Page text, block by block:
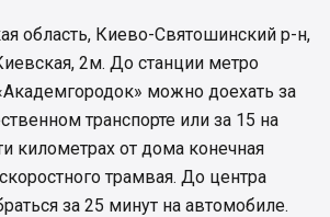
область, Киево-Святошинский р-н,
2м. До станции метро
можно доехать за
транспорте или за 15 на
километрах от дома конечная
трамвая. До центра
за 25 минут на автомобиле.